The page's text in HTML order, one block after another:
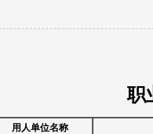
职
用人单位名称